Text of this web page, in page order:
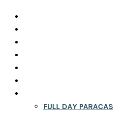
FULL DAY PARACAS